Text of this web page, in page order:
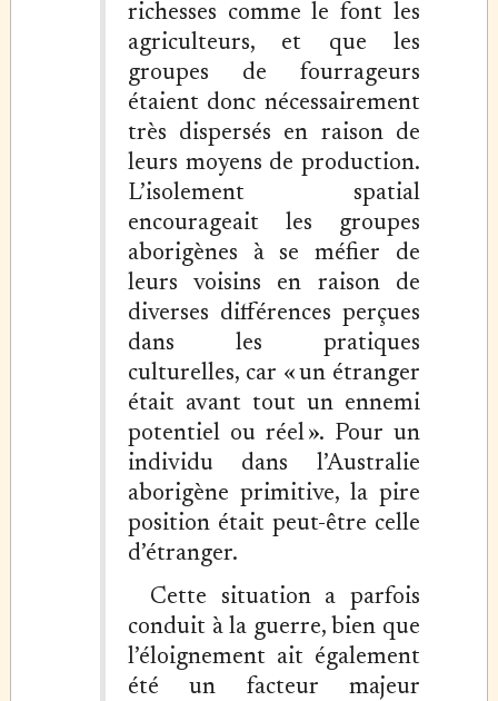
richesses comme le font les
agriculteurs, et que les
groupes de fourrageurs
étaient donc nécessairement
très dispersés en raison de
leurs moyens de production.
L’isolement spatial
encourageait les groupes
aborigènes à se méfier de
leurs voisins en raison de
diverses différences perçues
dans les pratiques
culturelles, car « un étranger
était avant tout un ennemi
potentiel ou réel ». Pour un
individu dans l’Australie
aborigène primitive, la pire
position était peut-être celle
d’étranger.
Cette situation a parfois
conduit à la guerre, bien que
l’éloignement ait également
été un facteur majeur